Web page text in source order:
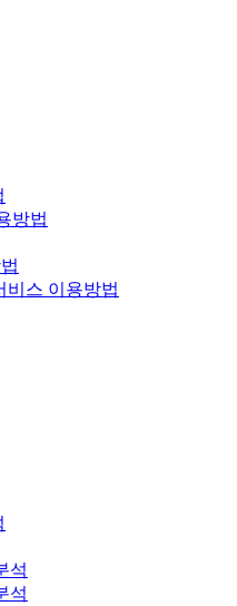
방법
비스 이용방법
석
석